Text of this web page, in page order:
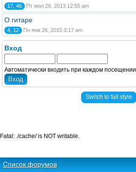
17, 46 Пт июл 26, 2013 12:55 am
О гитаре
4, 12 Пн янв 26, 2015 3:17 am
Вход
Автоматически входить при каждом посещении
Switch to full style
Список форумов
Fatal: ./cache/ is NOT writable.